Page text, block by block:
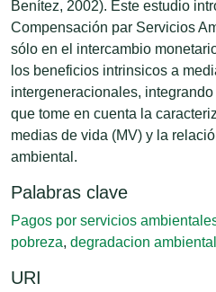
Benítez, 2002). Este estudio
Compensación par Servicios
sólo en el intercambio
los beneficios intrinsicos a
intergeneracionales,
que tome en cuenta la
medias de vida (MV) y la
ambiental.
Palabras clave
Pagos por servicios
pobreza, degradacion ambiental
URI